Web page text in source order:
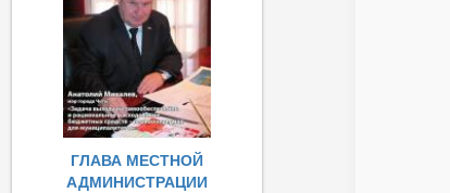
ГЛАВА МЕСТНОЙ
АДМИНИСТРАЦИИ